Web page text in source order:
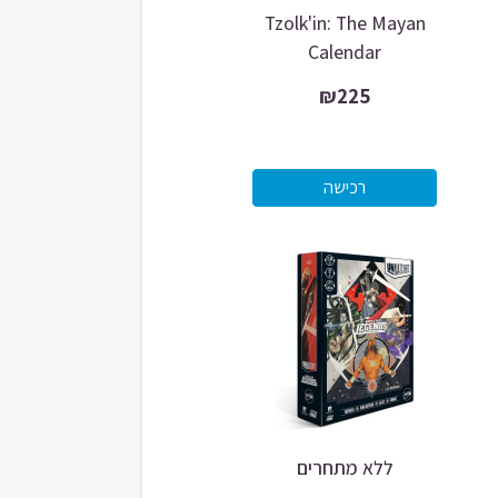
Tzolk'in: The Mayan
Calendar
₪225
ללא מתחרים